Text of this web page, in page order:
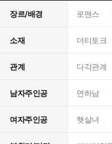
장르/배경 로맨스
소재 더티토크
관계 다각관계
남자주인공 연하남
여자주인공 햇살녀